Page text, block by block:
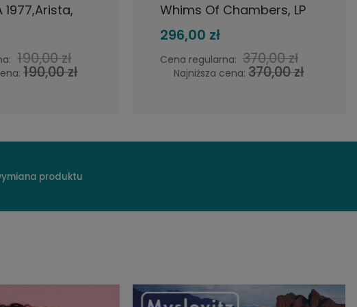
1977,Arista,
jazz
190,00 zł
190,00 zł
Whims Of Chambers, LP
1983 Japan, Blue Note,
płyta winylowa
296,00 zł
Cena regularna: 370,00 zł
Najniższa cena:370,00 zł
produktu